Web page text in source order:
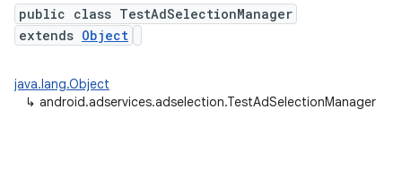
public class TestAdSelectionManager
extends Object
java.lang.Object
↳ android.adservices.adselection.TestAdSelectionManager